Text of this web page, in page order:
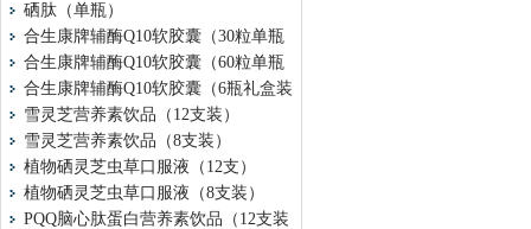
硒肽（单瓶）
合生康牌辅酶Q10软胶囊（30粒单瓶
合生康牌辅酶Q10软胶囊（60粒单瓶
合生康牌辅酶Q10软胶囊（6瓶礼盒装
雪灵芝营养素饮品（12支装）
雪灵芝营养素饮品（8支装）
植物硒灵芝虫草口服液（12支）
植物硒灵芝虫草口服液（8支装）
PQQ脑心肽蛋白营养素饮品（12支装